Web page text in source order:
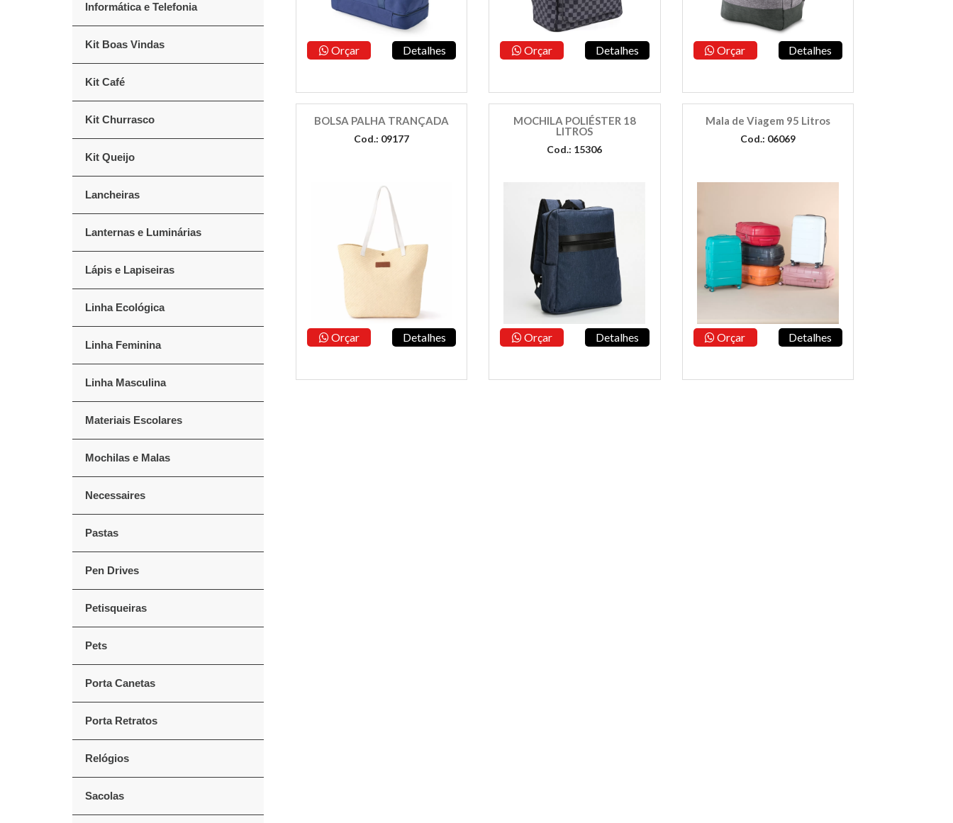
Informática e Telefonia
Kit Boas Vindas
Kit Café
Kit Churrasco
Kit Queijo
Lancheiras
Lanternas e Luminárias
Lápis e Lapiseiras
Linha Ecológica
Linha Feminina
Linha Masculina
Materiais Escolares
Mochilas e Malas
Necessaires
Pastas
Pen Drives
Petisqueiras
Pets
Porta Canetas
Porta Retratos
Relógios
Sacolas
Orçar Detalhes Orçar Detalhes Orçar Detalhes
BOLSA PALHA TRANÇADA
Cod.: 09177
Orçar Detalhes
MOCHILA POLIÉSTER 18
LITROS
Cod.: 15306
Orçar Detalhes
Mala de Viagem 95 Litros
Cod.: 06069
Orçar Detalhes